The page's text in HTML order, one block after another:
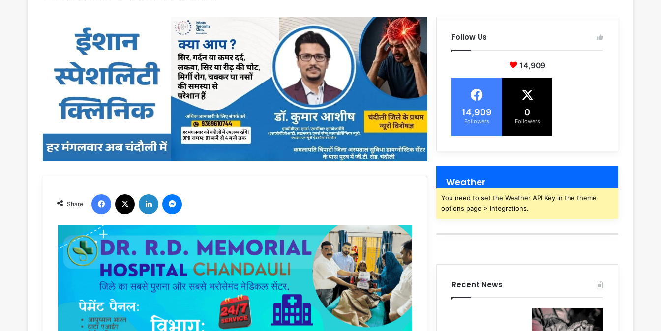
Share
Follow Us
14,909
14,909
Followers
0
Followers
Weather
You need to set the Weather API Key in the theme
options page > Integrations.
Recent News